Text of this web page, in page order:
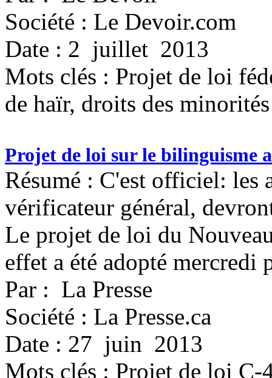
Société : Le Devoir.com
Date : 2 juillet 2013
Mots clés : Projet de loi
de haïr, droits des minorités
Projet de loi sur le bilinguisme
Résumé : C'est officiel: les
vérificateur général,
Le projet de loi du
effet a été adopté mercredi
Par : La Presse
Société : La Presse.ca
Date : 27 juin 2013
Mots clés : Projet de loi C-